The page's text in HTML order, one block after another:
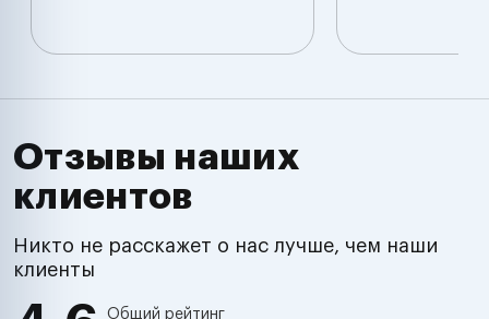
Отзывы наших
клиентов
Никто не расскажет о нас лучше, чем наши
клиенты
Общий рейтинг